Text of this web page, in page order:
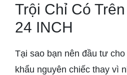
Trội Chỉ Có
24 INCH
Tại sao bạn nên đầu tư
khẩu nguyên chiếc thay vì